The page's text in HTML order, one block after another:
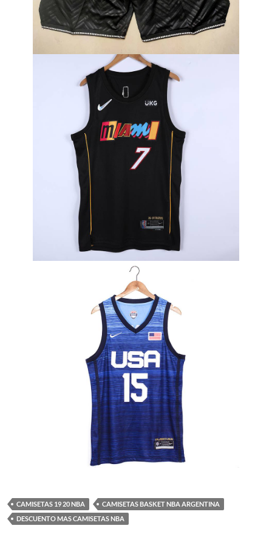
CAMISETAS 19 20 NBA
CAMISETAS BASKET NBA ARGENTINA
DESCUENTO MAS CAMISETAS NBA